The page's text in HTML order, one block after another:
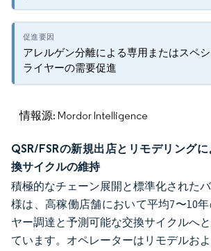
アレルゲン分離による専用またはスペ
ライヤーの需要促進
情報源: Mordor Intelligence
QSR/FSRの新規出店とリモデリング
換サイクルの維持
積極的なチェーン展開と標準化された
様は、高稼働店舗において平均7〜10
ヤー調達と予測可能な交換サイクルへ
ています。オペレーターはリモデルお